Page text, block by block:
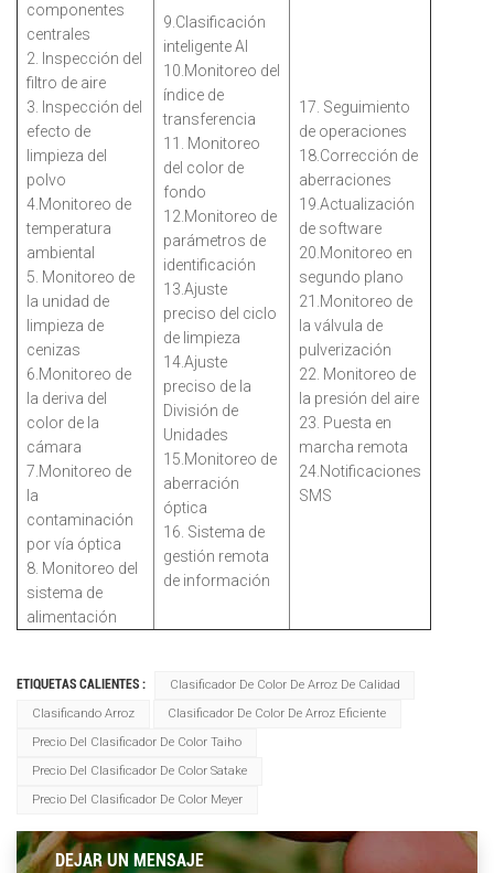
componentes
centrales
2. Inspección del
filtro de aire
3. Inspección del
efecto de
limpieza del
polvo
4.Monitoreo de
temperatura
ambiental
5. Monitoreo de
la unidad de
limpieza de
cenizas
6.Monitoreo de
la deriva del
color de la
cámara
7.Monitoreo de
la
contaminación
por vía óptica
8. Monitoreo del
sistema de
alimentación
9.Clasificación
inteligente AI
10.Monitoreo del
índice de
transferencia
11. Monitoreo
del color de
fondo
12.Monitoreo de
parámetros de
identificación
13.Ajuste
preciso del ciclo
de limpieza
14.Ajuste
preciso de la
División de
Unidades
15.Monitoreo de
aberración
óptica
16. Sistema de
gestión remota
de información
17. Seguimiento
de operaciones
18.Corrección de
aberraciones
19.Actualización
de software
20.Monitoreo en
segundo plano
21.Monitoreo de
la válvula de
pulverización
22. Monitoreo de
la presión del aire
23. Puesta en
marcha remota
24.Notificaciones
SMS
ETIQUETAS CALIENTES :
Clasificador De Color De Arroz De Calidad
Clasificando Arroz
Clasificador De Color De Arroz Eficiente
Precio Del Clasificador De Color Taiho
Precio Del Clasificador De Color Satake
Precio Del Clasificador De Color Meyer
DEJAR UN MENSAJE